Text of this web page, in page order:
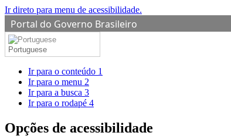
Ir direto para menu de acessibilidade.
Portal do Governo Brasileiro
Portuguese
Ir para o conteúdo 1
Ir para o menu 2
Ir para a busca 3
Ir para o rodapé 4
Opções de acessibilidade